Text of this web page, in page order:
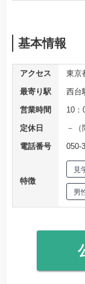
基本情報
アクセス
東京
最寄り駅
西
営業時間
10：
定休日
－（
電話番号
050-
特徴
見
男